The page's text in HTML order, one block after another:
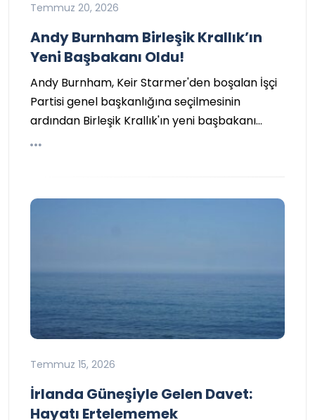
Temmuz 20, 2026
Andy Burnham Birleşik Krallık’ın
Yeni Başbakanı Oldu!
Andy Burnham, Keir Starmer'den boşalan İşçi
Partisi genel başkanlığına seçilmesinin
ardından Birleşik Krallık'ın yeni başbakanı…
Temmuz 15, 2026
İrlanda Güneşiyle Gelen Davet:
Hayatı Ertelememek